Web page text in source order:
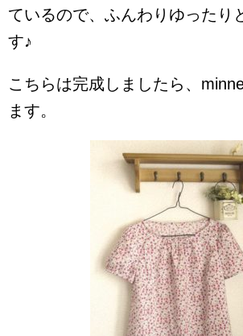
ているので、ふんわりゆったり
す♪
こちらは完成しましたら、
ます。